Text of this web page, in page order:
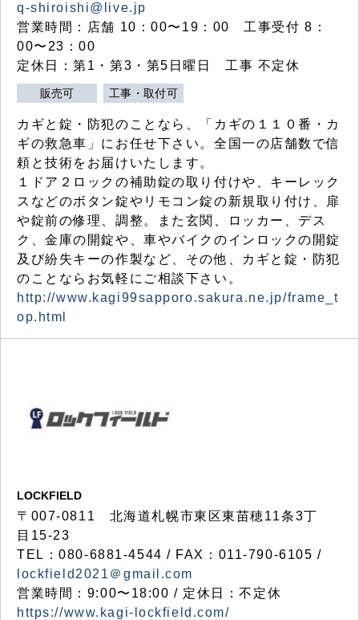
q-shiroishi@live.jp
営業時間：店舗 10：00〜19：00 工事受付 8：
00〜23：00
定休日：第1・第3・第5日曜日 工事 不定休
販売可 工事・取付可
カギと錠・防犯のことなら、「カギの１１０番・カ
ギの救急車」にお任せ下さい。全国一の店舗数で信
頼と技術をお届けいたします。
１ドア２ロックの補助錠の取り付けや、キーレック
スなどのボタン錠やリモコン錠の新規取り付け、扉
や錠前の修理、調整。また玄関、ロッカー、デス
ク、金庫の開錠や、車やバイクのインロックの開錠
及び紛失キーの作製など、その他、カギと錠・防犯
のことならお気軽にご相談下さい。
http://www.kagi99sapporo.sakura.ne.jp/frame_t
op.html
LOCKFIELD
〒007-0811 北海道札幌市東区東苗穂11条3丁
目15-23
TEL：080-6881-4544 / FAX：011-790-6105 /
lockfield2021＠gmail.com
営業時間：9:00〜18:00 / 定休日：不定休
https://www.kagi-lockfield.com/